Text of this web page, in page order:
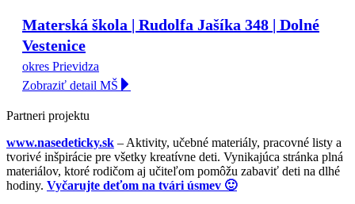
Materská škola | Rudolfa Jašíka 348 | Dolné
Vestenice
okres Prievidza
Zobraziť detail MŠ
Partneri projektu
www.nasedeticky.sk – Aktivity, učebné materiály, pracovné listy a
tvorivé inšpirácie pre všetky kreatívne deti. Vynikajúca stránka plná
materiálov, ktoré rodičom aj učiteľom pomôžu zabaviť deti na dlhé
hodiny. Vyčarujte deťom na tvári úsmev 🙂